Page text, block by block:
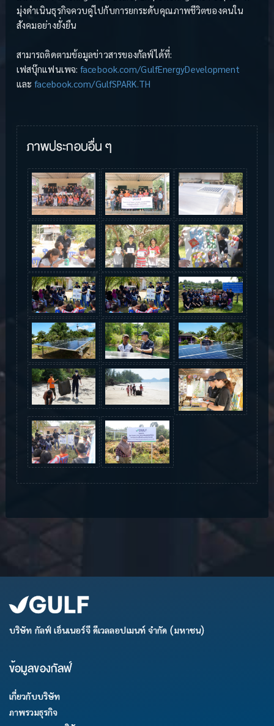
มุ่งดำเนินธุรกิจควบคู่ไปกับการยกระดับคุณภาพชีวิตของคนใน
สังคมอย่างยั่งยืน
สามารถติดตามข้อมูลข่าวสารของกัลฟ์ได้ที่:
เฟสบุ๊กแฟนเพจ:facebook.com/GulfEnergyDevelopment
และfacebook.com/GulfSPARK.TH
ภาพประกอบอื่น ๆ
บริษัท กัลฟ์ เอ็นเนอร์จี ดีเวลลอปเมนท์ จำกัด (มหาชน)
ข้อมูลของกัลฟ์
เกี่ยวกับบริษัท
ภาพรวมธุรกิจ